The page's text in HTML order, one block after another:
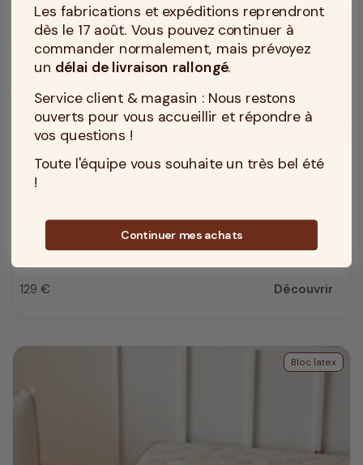
MADE IN TOURCOING
Protège matelas BIO 180x200
Prix
129 € Découvrir
Bloc latex
Les fabrications et expéditions reprendront
dès le 17 août. Vous pouvez continuer à
commander normalement, mais prévoyez
un délai de livraison rallongé.
Service client & magasin : Nous restons
ouverts pour vous accueillir et répondre à
vos questions !
Toute l'équipe vous souhaite un très bel été
!
Continuer mes achats